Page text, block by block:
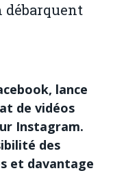
débarquent
lance
de vidéos
Instagram.
des
et davantage